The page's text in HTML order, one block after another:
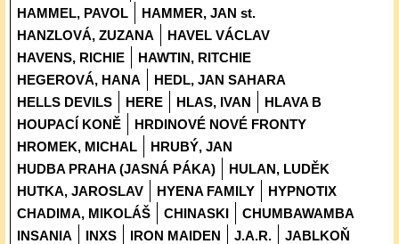
HAMMEL, PAVOL
HAMMER, JAN st.
HANZLOVÁ, ZUZANA
HAVEL VÁCLAV
HAVENS, RICHIE
HAWTIN, RITCHIE
HEGEROVÁ, HANA
HEDL, JAN SAHARA
HELLS DEVILS
HERE HLAS, IVAN
HLAVA B
HOUPACÍ KONĚ
HRDINOVÉ NOVÉ FRONTY
HROMEK, MICHAL
HRUBÝ, JAN
HUDBA PRAHA (JASNÁ PÁKA)
HULAN, LUDĚK
HUTKA, JAROSLAV
HYENA FAMILY
HYPNOTIX
CHADIMA, MIKOLÁŠ
CHINASKI
CHUMBAWAMBA
INSANIA
INXS IRON MAIDEN J.A.R.
JABLKOŇ